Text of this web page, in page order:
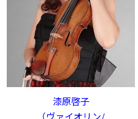
漆原啓子